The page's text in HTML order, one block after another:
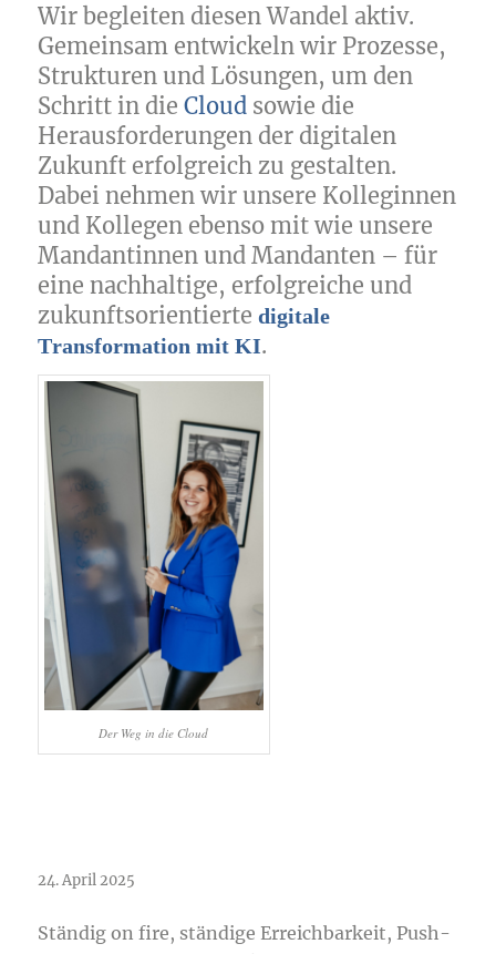
Wir begleiten diesen Wandel aktiv.
Gemeinsam entwickeln wir Prozesse,
Strukturen und Lösungen, um den
Schritt in die Cloudsowie die
Herausforderungen der digitalen
Zukunft erfolgreich zu gestalten.
Dabei nehmen wir unsere Kolleginnen
und Kollegen ebenso mit wie unsere
Mandantinnen und Mandanten – für
eine nachhaltige, erfolgreiche und
zukunftsorientierte digitale
Transformation mit KI.
Der Weg in die Cloud
24. April 2025
Ständig on fire, ständige Erreichbarkeit, Push-